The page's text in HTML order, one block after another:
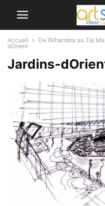
Accueil De l’Alhambra au Taj
dOrient
Jardins-